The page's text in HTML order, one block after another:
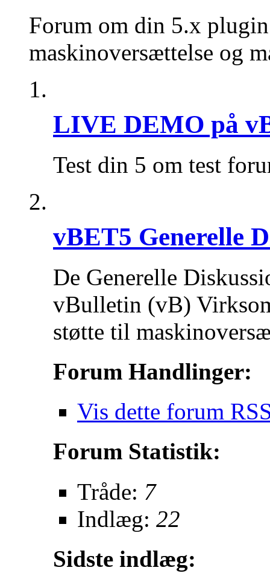
Forum om din 5.x
maskinoversættelse og
LIVE DEMO på
Test din 5 om test
vBET5 Generelle
De Generelle
vBulletin (vB)
støtte til
Forum Handlinger:
Vis dette forum
Forum Statistik:
Tråde: 7
Indlæg: 22
Sidste indlæg: